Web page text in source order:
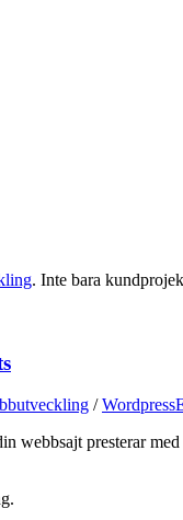
. Inte bara
/Wordpress
webbsajt presterar